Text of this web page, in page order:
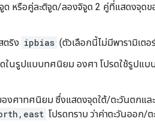
หรือคู่ละติจูด/ลองจิจูด 2 คู่ที่แสดงจุดข
ตริง ipbias (ตัวเลือกนี้ไม่มีพารามิเตอ
ในรูปแบบทศนิยม องศา โปรดใช้รูปแบ
งศาทศนิยม ซึ่งแสดงจุดใต้/ตะวันตกแล
โปรดทราบ ว่าค่าตะวันออก/